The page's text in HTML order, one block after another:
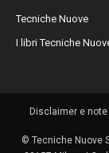
Tecniche Nuove
I libri Tecniche
Disclaimer e
© Tecniche Nuove